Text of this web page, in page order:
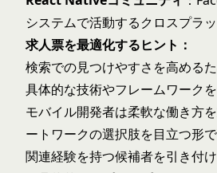
システムで活動するクロスプラ
求人票を最適化するヒント：
検索での見つけやすさを高める
具体的な技術やフレームワーク
モバイル開発者は柔軟な働き方
ートワークの選択肢を目立つ形
関連経験を持つ候補者を引き付